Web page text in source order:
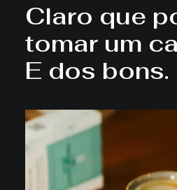
Claro que
tomar um
E dos bons.